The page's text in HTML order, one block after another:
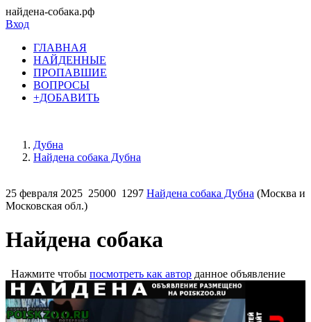
найдена-собака.рф
Вход
ГЛАВНАЯ
НАЙДЕННЫЕ
ПРОПАВШИЕ
ВОПРОСЫ
+ДОБАВИТЬ
Дубна
Найдена собака Дубна
25 февраля 2025 25000 1297 Найдена собака Дубна (Москва и
Московская обл.)
Найдена собака
Нажмите чтобы посмотреть как автор данное объявление